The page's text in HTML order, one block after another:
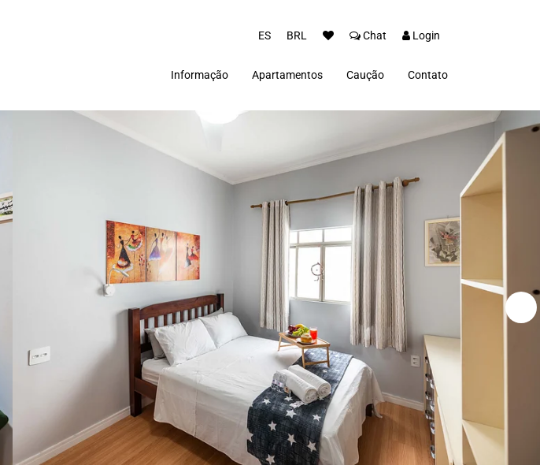
ES BRL Chat Login
Informação
Política de Privacidad
Apartamentos Caução Contato